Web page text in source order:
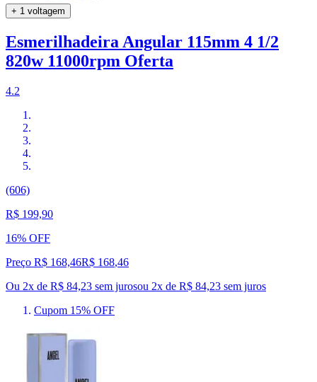
+ 1 voltagem
Esmerilhadeira Angular 115mm 4 1/2
820w 11000rpm Oferta
4.2
(606)
R$ 199,90
16% OFF
Preço R$ 168,46R$ 168,46
Ou 2x de R$ 84,23 sem jurosou 2x de R$ 84,23 sem juros
Cupom 15% OFF